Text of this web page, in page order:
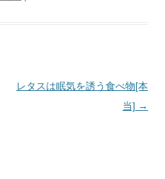
レタスは眠気を誘う食べ物[本
当] →